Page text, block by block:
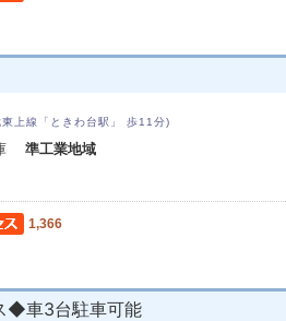
東上線「ときわ台駅」 歩11分)
準工業地域
1,366
◆車3台駐車可能